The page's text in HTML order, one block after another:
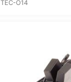
TEC-O14